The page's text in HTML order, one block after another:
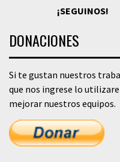
¡SEGUINOS!
DONACIONES
Si te gustan nuestros
que nos ingrese lo
mejorar nuestros equipos.